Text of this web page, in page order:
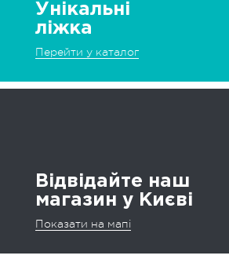
Унікальні
ліжка
Перейти у каталог
Відвідайте наш
магазин у Києві
Показати на мапі